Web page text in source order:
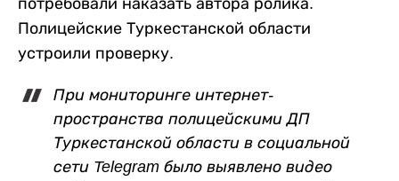
потребовали наказать автора ролика.
Полицейские Туркестанской области
устроили проверку.
При мониторинге интернет-
пространства полицейскими ДП
Туркестанской области в социальной
сети Telegram было выявлено видео